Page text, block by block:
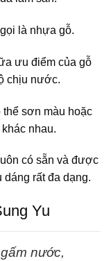
là nhựa gỗ.
ưu điểm của gỗ
chịu nước.
thể sơn màu hoặc
nhau.
có sẵn và được
dáng rất đa dạng.
Yu
nước,